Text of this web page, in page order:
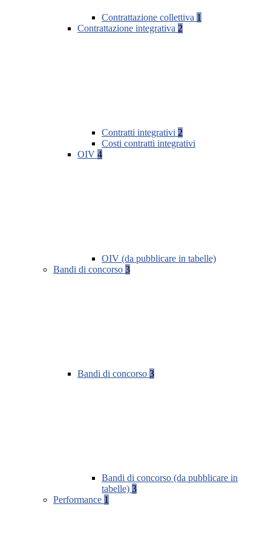
Contrattazione collettiva 1
Contrattazione integrativa 2
Contratti integrativi 2
Costi contratti integrativi
OIV 4
OIV (da pubblicare in tabelle)
Bandi di concorso 3
Bandi di concorso 3
Bandi di concorso (da pubblicare in
tabelle) 3
Performance 1